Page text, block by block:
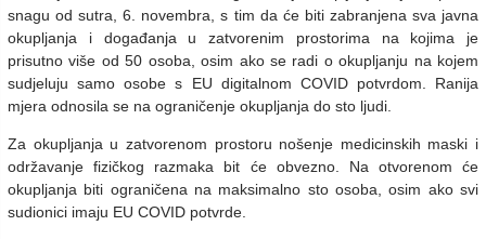
snagu od sutra, 6. novembra, s tim da će biti zabranjena sva javna
okupljanja i događanja u zatvorenim prostorima na kojima je
prisutno više od 50 osoba, osim ako se radi o okupljanju na kojem
sudjeluju samo osobe s EU digitalnom COVID potvrdom. Ranija
mjera odnosila se na ograničenje okupljanja do sto ljudi.
Za okupljanja u zatvorenom prostoru nošenje medicinskih maski i
održavanje fizičkog razmaka bit će obvezno. Na otvorenom će
okupljanja biti ograničena na maksimalno sto osoba, osim ako svi
sudionici imaju EU COVID potvrde.